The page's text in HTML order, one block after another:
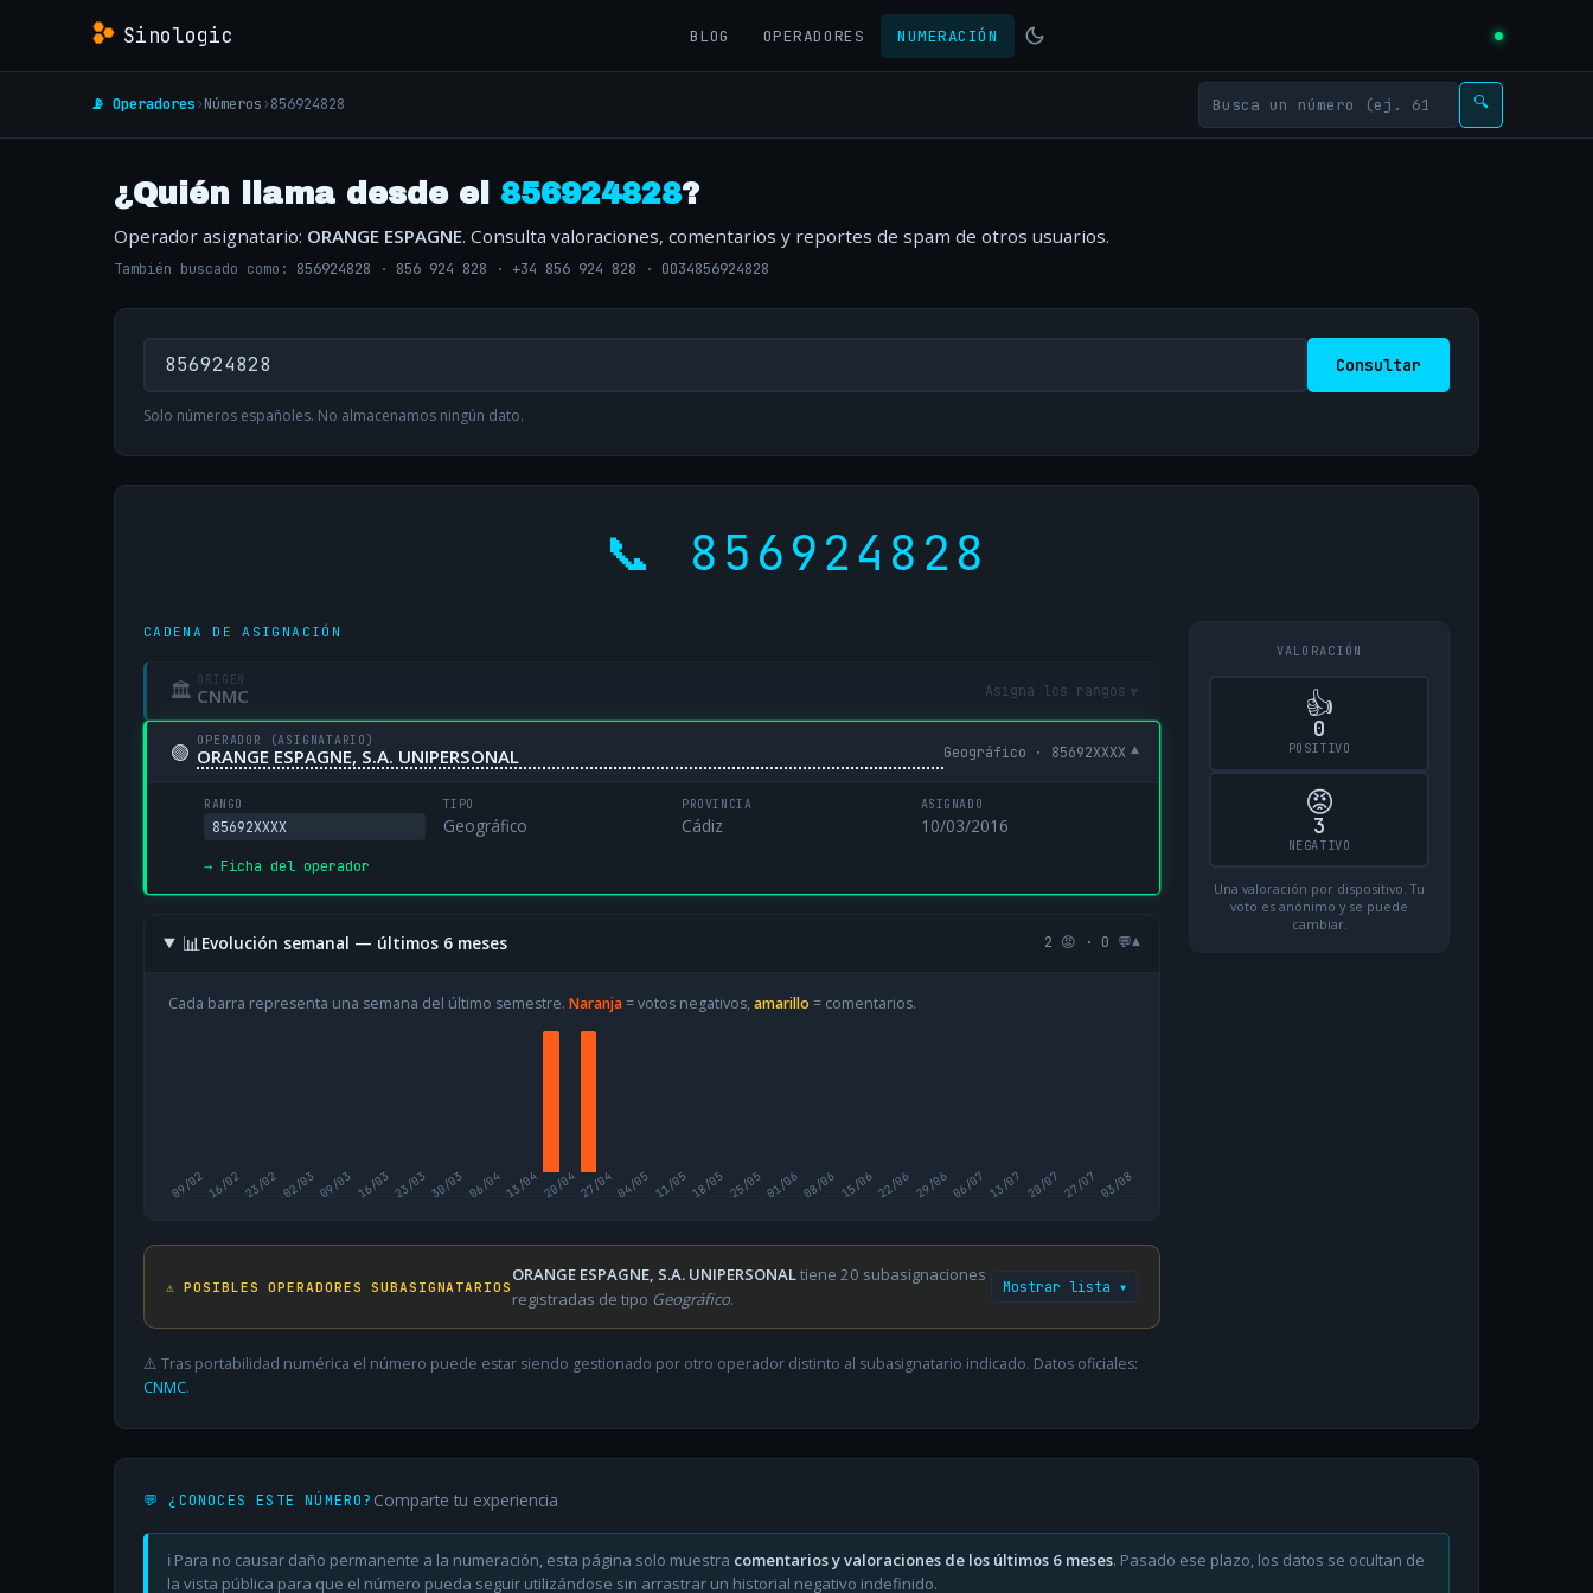
Sinologic BLOG OPERADORES NUMERACIÓN
📡 Operadores›Números›856924828 🔍
¿Quién llama desde el 856924828?
Operador asignatario: ORANGE ESPAGNE. Consulta valoraciones, comentarios y reportes de spam de otros usuarios.
También buscado como: 856924828 · 856 924 828 · +34 856 924 828 · 0034856924828
Consultar
Solo números españoles. No almacenamos ningún dato.
📞 856924828
CADENA DE ASIGNACIÓN
🏛 ORIGEN
CNMC Asigna los rangos ▾
🟢 OPERADOR (ASIGNATARIO)
ORANGE ESPAGNE, S.A. UNIPERSONAL Geográfico · 85692XXXX ▾
RANGO
85692XXXX
TIPO
Geográfico
PROVINCIA
Cádiz
ASIGNADO
10/03/2016
→ Ficha del operador
📊Evolución semanal — últimos 6 meses 2 😡 · 0 💬▾
Cada barra representa una semana del último semestre. Naranja= votos negativos, amarillo = comentarios.
09/0216/0223/02 02/03 09/03 16/03 23/03 30/03 06/0413/04 20/0427/0404/05 11/0518/05 25/0501/0608/06 15/0622/06 29/0606/07 13/07 20/07 27/07 03/08
⚠️ POSIBLES OPERADORES SUBASIGNATARIOS
ORANGE ESPAGNE, S.A. UNIPERSONALtiene 20 subasignaciones
registradas de tipo Geográfico.
Mostrar lista ▾
⚠️ Tras portabilidad numérica el número puede estar siendo gestionado por otro operador distinto al subasignatario indicado. Datos oficiales:
CNMC.
VALORACIÓN
👍
0
POSITIVO
😡
3
NEGATIVO
Una valoración por dispositivo. Tu
voto es anónimo y se puede
cambiar.
💬 ¿CONOCES ESTE NÚMERO? Comparte tu experiencia
ℹ️ Para no causar daño permanente a la numeración, esta página solo muestra comentarios y valoraciones de los últimos 6 meses. Pasado ese plazo, los datos se ocultan de
la vista pública para que el número pueda seguir utilizándose sin arrastrar un historial negativo indefinido.